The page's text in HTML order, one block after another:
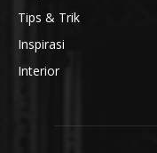
Tips & Trik
Inspirasi
Interior